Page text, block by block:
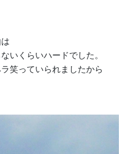
いくらいハードでした。
笑っていられましたから